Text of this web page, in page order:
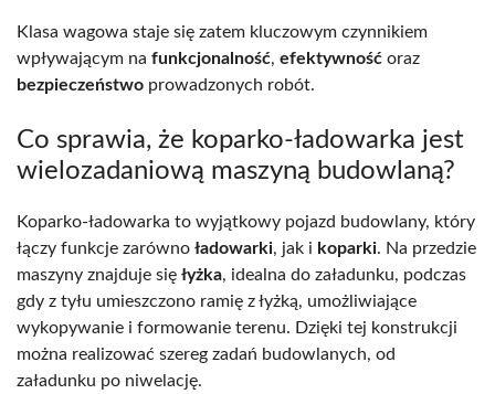
Klasa wagowa staje się zatem kluczowym czynnikiem
wpływającym na funkcjonalność, efektywność oraz
bezpieczeństwo prowadzonych robót.
Co sprawia, że koparko-ładowarka jest
wielozadaniową maszyną budowlaną?
Koparko-ładowarka to wyjątkowy pojazd budowlany, który
łączy funkcje zarówno ładowarki, jak i koparki. Na przedzie
maszyny znajduje się łyżka, idealna do załadunku, podczas
gdy z tyłu umieszczono ramię z łyżką, umożliwiające
wykopywanie i formowanie terenu. Dzięki tej konstrukcji
można realizować szereg zadań budowlanych, od
załadunku po niwelację.